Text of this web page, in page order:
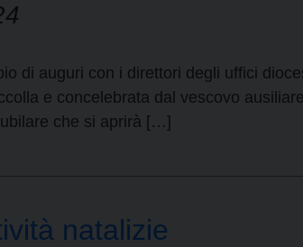
di auguri con i direttori degli uffici
e concelebrata dal vescovo
che si aprirà […]
natalizie